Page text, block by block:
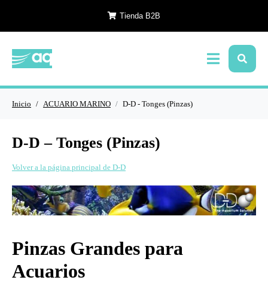
Tienda B2B
Inicio ACUARIO MARINO D-D - Tonges (Pinzas)
D-D – Tonges (Pinzas)
Volver a la página principal de D-D
Pinzas Grandes para
Acuarios